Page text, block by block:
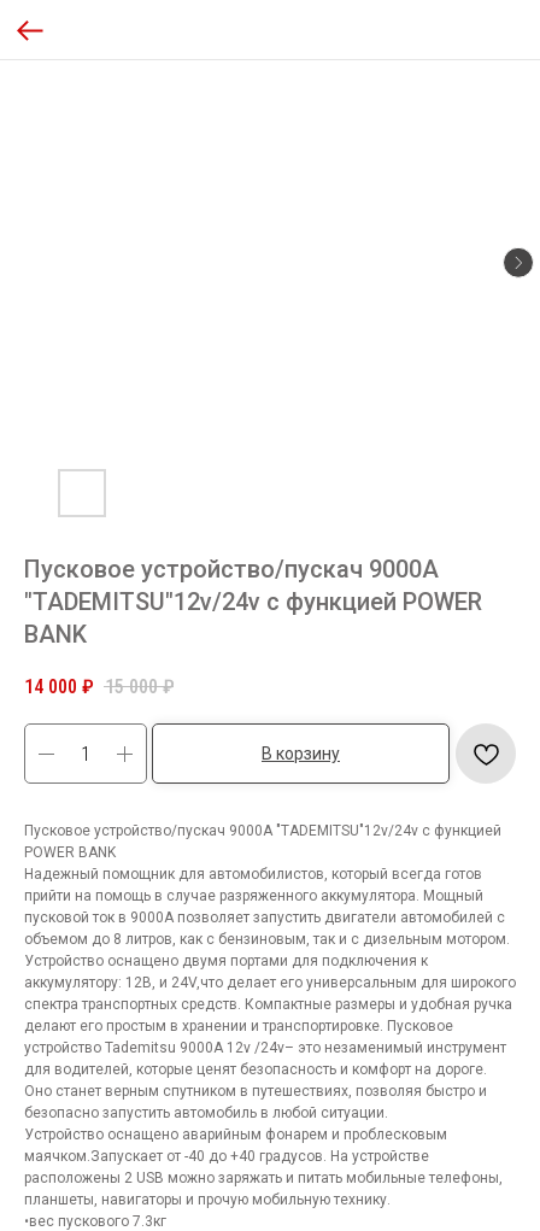
Пусковое устройство/пускач 9000А
"TADEMITSU"12v/24v с функцией POWER
BANK
14 000 ₽ 15 000 ₽
В корзину
Пусковое устройство/пускач 9000А "TADEMITSU"12v/24v с функцией
POWER BANK
Надежный помощник для автомобилистов, который всегда готов
прийти на помощь в случае разряженного аккумулятора. Мощный
пусковой ток в 9000А позволяет запустить двигатели автомобилей с
объемом до 8 литров, как с бензиновым, так и с дизельным мотором.
Устройство оснащено двумя портами для подключения к
аккумулятору: 12В, и 24V,что делает его универсальным для широкого
спектра транспортных средств. Компактные размеры и удобная ручка
делают его простым в хранении и транспортировке. Пусковое
устройство Tademitsu 9000А 12v /24v– это незаменимый инструмент
для водителей, которые ценят безопасность и комфорт на дороге.
Оно станет верным спутником в путешествиях, позволяя быстро и
безопасно запустить автомобиль в любой ситуации.
Устройство оснащено аварийным фонарем и проблесковым
маячком.Запускает от -40 до +40 градусов. На устройстве
расположены 2 USB можно заряжать и питать мобильные телефоны,
планшеты, навигаторы и прочую мобильную технику.
•вес пускового 7.3кг